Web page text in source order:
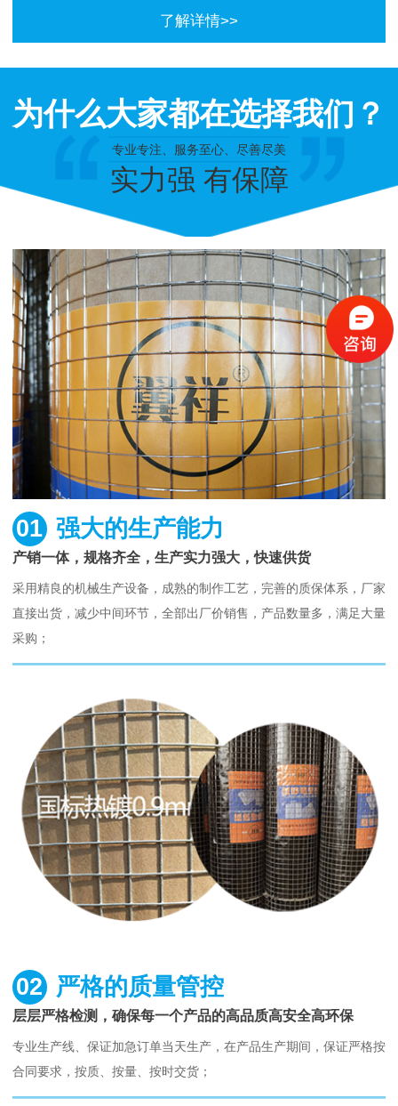
了解详情>>
为什么大家都在选择我们？
专业专注、服务至心、尽善尽美
实力强 有保障
01 强大的生产能力
产销一体，规格齐全，生产实力强大，快速供货
采用精良的机械生产设备，成熟的制作工艺，完善的质保体系，厂家
直接出货，减少中间环节，全部出厂价销售，产品数量多，满足大量
采购；
02 严格的质量管控
层层严格检测，确保每一个产品的高品质高安全高环保
专业生产线、保证加急订单当天生产，在产品生产期间，保证严格按
合同要求，按质、按量、按时交货；